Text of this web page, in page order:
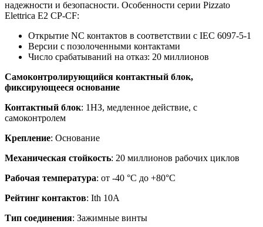
надежности и безопасности. Особенности серии Pizzato
Elettrica E2 CP-CF:
Открытие NC контактов в соответствии с IEC 6097-5-1
Версии с позолоченными контактами
Число срабатываний на отказ: 20 миллионов
Самоконтролирующийся контактный блок,
фиксирующееся основание
Контактный блок: 1НЗ, медленное действие, с
самоконтролем
Крепление: Основание
Механическая стойкость: 20 миллионов рабочих циклов
Рабочая температура: от -40 °C до +80°C
Рейтинг контактов: Ith 10A
Тип соединения: Зажимные винты